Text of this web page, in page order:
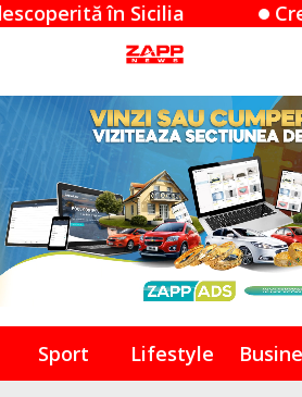
în Sicilia Creierul
Sport Lifestyle